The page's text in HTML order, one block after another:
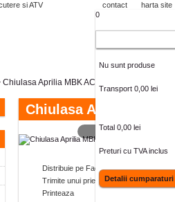
contact
harta site
0
Nu sunt produse
Transport 0,00 lei
Total 0,00 lei
Preturi cu TVA inclus
Detalii cumparaturi
Chiulasa Aprilia MBK AC vertical (RMS)
Chiulasa Aprilia MBK
MAI MARE
Distribuie pe Facebook
Trimite unui prieten
Printeaza